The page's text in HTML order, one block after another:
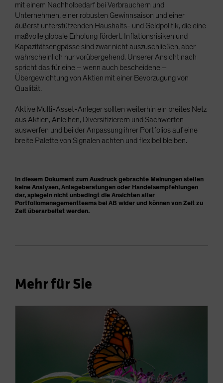
mit einem Nachholbedarf bei Verbrauchern und
Unternehmen, einer robusten Gewinnsaison und einer
äußerst unterstützenden Haushalts- und Geldpolitik, die eine
maßvolle globale Erholung fördert. Inflationsrisiken und
Kapazitätsengpässe sind zwar nicht auszuschließen, aber
wahrscheinlich nur vorübergehend. Unserer Ansicht nach
spricht das für eine – wenn auch bescheidene –
Übergewichtung von Aktien mit einer Bevorzugung von
Qualität.
Aktive Multi-Asset-Anleger sollten weiterhin ein breites Netz
aus Aktien, Anleihen, Diversifizierern und Sachwerten
auswerfen und bei der Anpassung ihrer Portfolios auf eine
breite Palette von Signalen achten und flexibel bleiben.
In diesem Dokument zum Ausdruck gebrachte Meinungen stellen
keine Analysen, Anlageberatungen oder Handelsempfehlungen
dar, spiegeln nicht unbedingt die Ansichten aller
Portfoliomanagementteams bei AB wider und können von Zeit zu
Zeit überarbeitet werden.
Mehr für Sie